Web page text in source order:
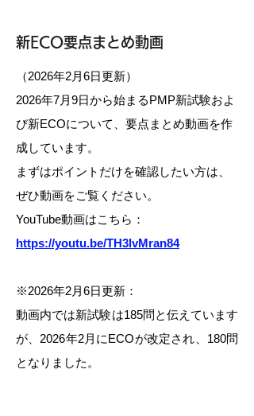
新ECO要点まとめ動画
（2026年2月6日更新）
2026年7月9日から始まるPMP新試験およ
び新ECOについて、要点まとめ動画を作
成しています。
まずはポイントだけを確認したい方は、
ぜひ動画をご覧ください。
YouTube動画はこちら：
https://youtu.be/TH3lvMran84
※2026年2月6日更新：
動画内では新試験は185問と伝えています
が、2026年2月にECOが改定され、180問
となりました。